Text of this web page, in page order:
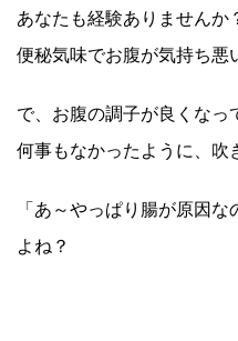
あなたも経験ありませんか
便秘気味でお腹が気持ち
で、お腹の調子が良くなっ
何事もなかったように、吹
「あ～やっぱり腸が原因
よね？